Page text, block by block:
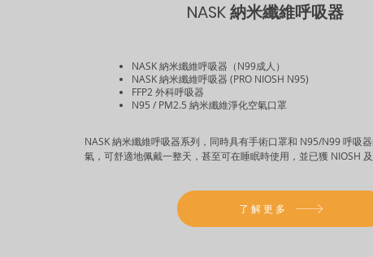
NASK 納米纖維呼吸器
NASK 納米纖維呼吸器（N99成人）
NASK 納米纖維呼吸器 (PRO NIOSH N95)
FFP2 外科呼吸器
N95 / PM2.5 納米纖維淨化空氣口罩
NASK 納米纖維呼吸器系列，同時具有手術口罩和 N95/N99 呼吸
氣，可舒適地佩戴一整天，甚至可在睡眠時使用，並已獲 NIOSH 及
了解更多